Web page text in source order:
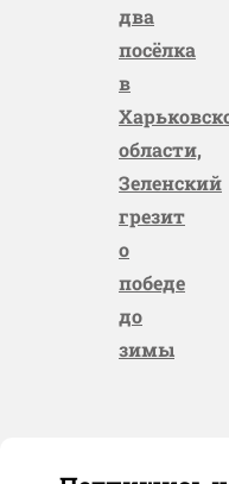
два
посёлка
в
области,
Зеленский
грезит
о
победе
до
зимы